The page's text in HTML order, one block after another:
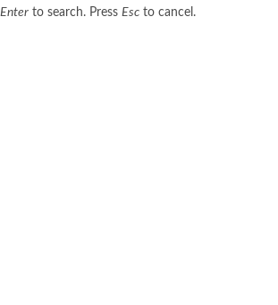
Enter to search. Press Esc to cancel.